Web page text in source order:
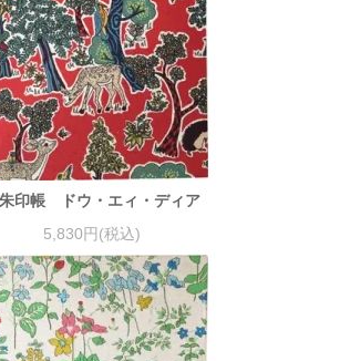
印帳 ドウ・エィ・ディア
5,830円(税込)